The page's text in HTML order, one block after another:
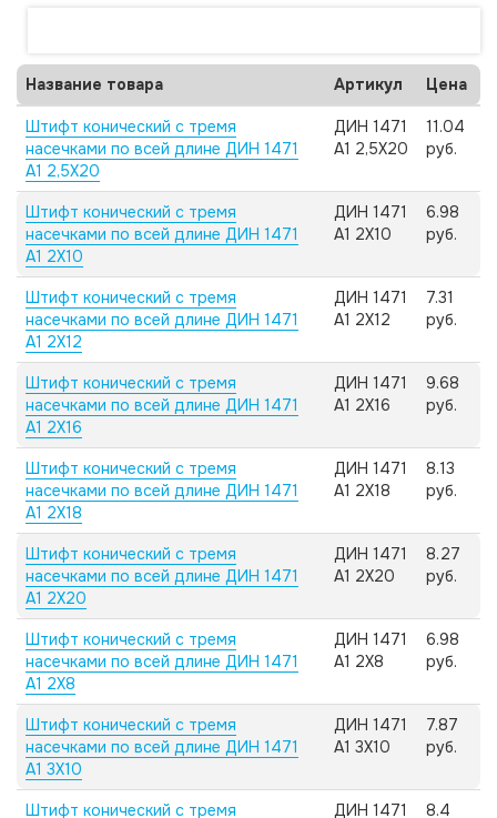
Название товара Артикул Цена
Штифт конический с тремя
насечками по всей длине ДИН 1471
А1 2,5X20
ДИН 1471
А1 2,5X20
11.04
руб.
Штифт конический с тремя
насечками по всей длине ДИН 1471
А1 2X10
ДИН 1471
А1 2X10
6.98
руб.
Штифт конический с тремя
насечками по всей длине ДИН 1471
А1 2X12
ДИН 1471
А1 2X12
7.31
руб.
Штифт конический с тремя
насечками по всей длине ДИН 1471
А1 2X16
ДИН 1471
А1 2X16
9.68
руб.
Штифт конический с тремя
насечками по всей длине ДИН 1471
А1 2X18
ДИН 1471
А1 2X18
8.13
руб.
Штифт конический с тремя
насечками по всей длине ДИН 1471
А1 2X20
ДИН 1471
А1 2X20
8.27
руб.
Штифт конический с тремя
насечками по всей длине ДИН 1471
А1 2X8
ДИН 1471
А1 2X8
6.98
руб.
Штифт конический с тремя
насечками по всей длине ДИН 1471
А1 3X10
ДИН 1471
А1 3X10
7.87
руб.
Штифт конический с тремя ДИН 1471 8.4